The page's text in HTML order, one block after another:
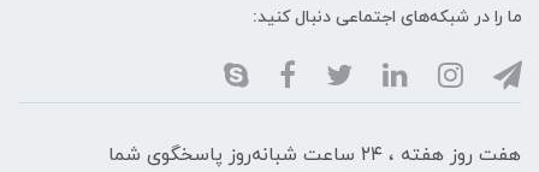
ما را در شبکه‌های اجتماعی دنبال کنید:
هفت روز هفته ، ۲۴ ساعت شبانه‌روز پاسخگوی شما